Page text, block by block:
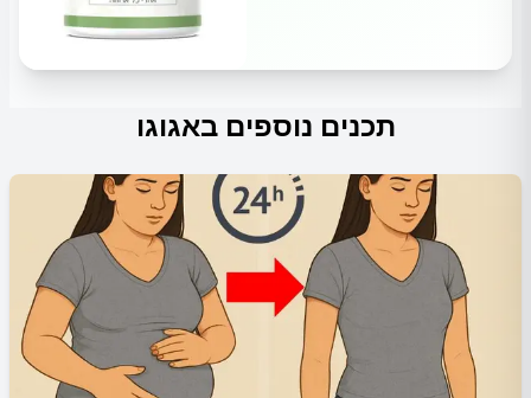
תכנים נוספים באגוגו